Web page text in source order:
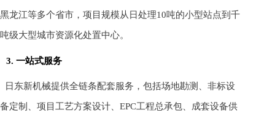
黑龙江等多个省市，项目规模从日处理10吨的小型站点到千
吨级大型城市资源化处置中心。
3. 一站式服务
日东新机械提供全链条配套服务，包括场地勘测、非标设
备定制、项目工艺方案设计、EPC工程总承包、成套设备供